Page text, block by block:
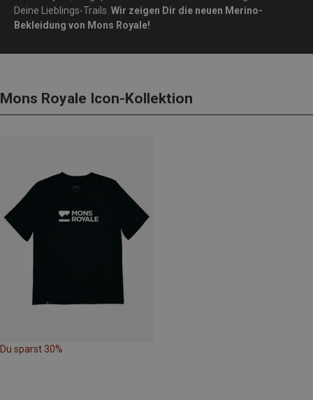
Deine Lieblings-Trails. Wir zeigen Dir die neuen Merino-
Bekleidung von Mons Royale!
Mons Royale Icon-Kollektion
Du sparst 30%